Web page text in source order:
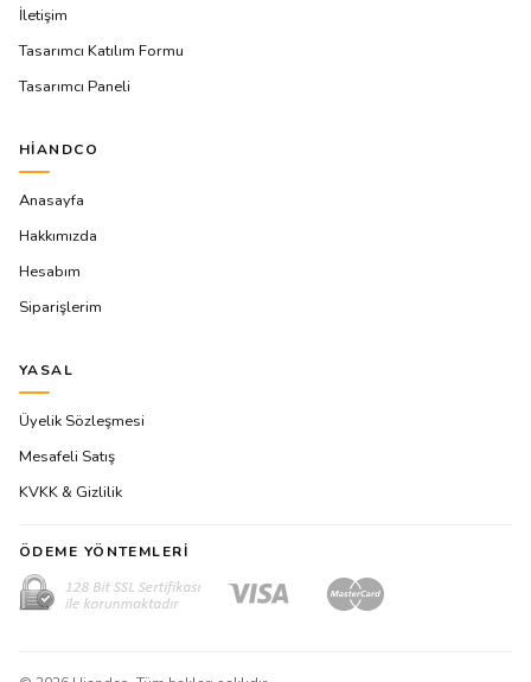
İletişim
Tasarımcı Katılım Formu
Tasarımcı Paneli
HIANDCO
Anasayfa
Hakkımızda
Hesabım
Siparişlerim
YASAL
Üyelik Sözleşmesi
Mesafeli Satış
KVKK & Gizlilik
ÖDEME YÖNTEMLERI